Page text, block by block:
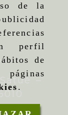
de la
perfil
de
páginas
.
–